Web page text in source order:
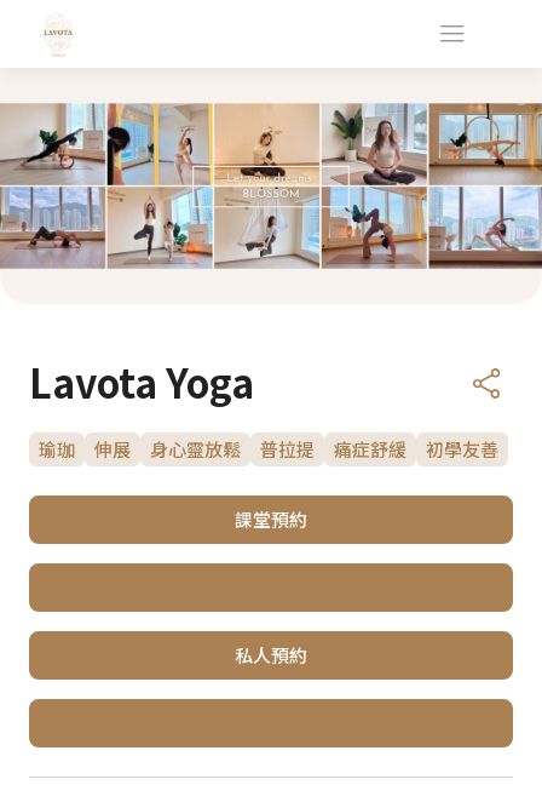
Lavota Yoga
瑜珈 伸展 身心靈放鬆 普拉提 痛症舒緩 初學友善
課堂預約
私人預約